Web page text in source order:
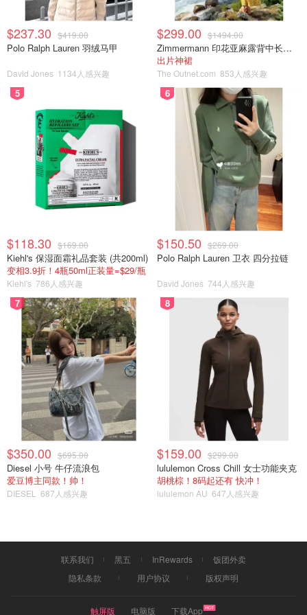
背面是陶瓷+蓝宝石玻璃的材质，镶嵌了各种传感器。据说
Apple Watch 10改用了铝制表面，不知道会不会带来皮肤金
属过敏的问题。
$237.30 $419.00
Polo Ralph Lauren 羽绒马甲
David Jones 1134人感兴趣
$299.00 $1494.00
Zimmermann 印花亚麻露背中长连衣裙
出片神裙
The Outnet.com 853人感兴趣
5
$118.30 $169.00
Kiehl's 保湿面霜礼品套装 (共200ml)
变相3.9折！4瓶50ml正装量=$29/瓶
Kiehl's 786人感兴趣
6
$150.50 $269.00
Polo Ralph Lauren 卫衣 四分拉链
David Jones 744人感兴趣
7
$350.00 $695.00
Diesel 小号 牛仔流浪包
爱豆博主同款！帅！
DIESEL 687人感兴趣
8
$159.00 $299.00
lululemon Cross Chill 女士功能夹克
胡桃棕！8码起还有 快冲！
lululemon AU 647人感兴趣
联系我们 黑五 InRewards
饭团外卖
隐私条款
用户协议 版权声明
触屏版 电脑版 下载App